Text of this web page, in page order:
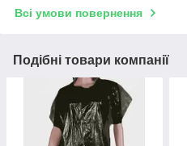
Всі умови повернення
Подібні товари компанії